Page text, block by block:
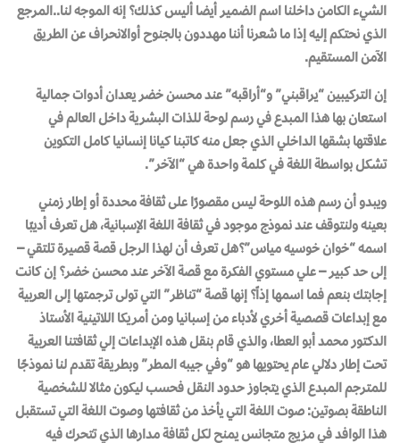
الشيء الكامن داخلنا اسم الضمير أيضا أليس كذلك؟ إنه الموجه لنا..المرجع
الذي نحتكم إليه إذا ما شعرنا أننا مهددون بالجنوح أوالانحراف عن الطريق
الآمن المستقيم.
إن التركيبين“يراقبني” و“أراقبه” عند محسن خضر يعدان أدوات جمالية
استعان بها هذا المبدع في رسم لوحة للذات البشرية داخل العالم في
علاقتها بشقها الداخلي الذي جعل منه كاتبنا كيانا إنسانيا كامل التكوين
تشكل بواسطة اللغة في كلمة واحدة هي“الآخر”.
ويبدو أن رسم هذه اللوحة ليس مقصورًا على ثقافة محددة أو إطار زمني
بعينه ولنتوقف عند نموذج موجود في ثقافة اللغة الإسبانية، هل تعرف أديبًا
اسمه “خوان خوسيه مياس”؟هل تعرف أن لهذا الرجل قصة قصيرة تلتقي –
إلى حد كبير – علي مستوي الفكرة مع قصة الآخر عند محسن خضر؟ إن كانت
إجابتك بنعم فما اسمها إذاً؟ إنها قصة“تناظر” التي تولى ترجمتها إلى العربية
مع إبداعات قصصية أخري لأدباء من إسبانيا ومن أمريكا اللاتينية الأستاذ
الدكتور محمد أبو العطا، والذي قام بنقل هذه الإبداعات إلي ثقافتنا العربية
تحت إطار دلالي عام يحتويها هو “وفي جيبه المطر” وبطريقة تقدم لنا نموذجًا
للمترجم المبدع الذي يتجاوز حدود النقل فحسب ليكون مثالا للشخصية
الناطقة بصوتين: صوت اللغة التي يأخذ من ثقافتها وصوت اللغة التي تستقبل
هذا الوافد في مزيج متجانس يمنح لكل ثقافة مدارها الذي تتحرك فيه